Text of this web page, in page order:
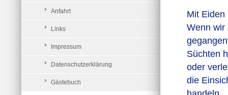
Mit Eiden
Wenn wir
Süchten
oder
die
Anfahrt
Links
Impressum
Datenschutzerklärung
Gästebuch